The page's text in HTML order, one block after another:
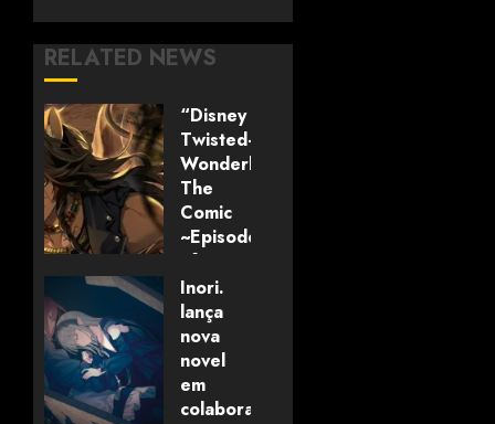
RELATED NEWS
“Disney
Twisted-
Wonderland:
The
Comic
~Episode
of
Savanaclaw~”
anunciado
pela
Universo
dos
Livros
Inori.
lança
nova
novel
em
colaboração